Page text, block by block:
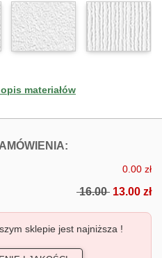
materiałów
FOTOTAPETY
0.00 zł
16.00 13.00 zł
sklepie jest najniższa !